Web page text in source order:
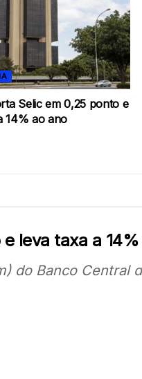
Selic em 0,25 ponto e
14% ao ano
leva taxa a
do Banco Central